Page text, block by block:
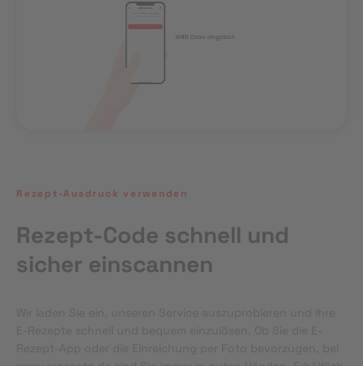
Rezept-Ausdruck verwenden
Rezept-Code schnell und
sicher einscannen